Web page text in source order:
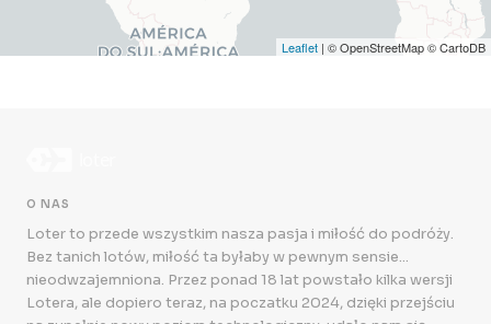
Leaflet | © OpenStreetMap © CartoDB
O NAS
Loter to przede wszystkim nasza pasja i miłość do podróży.
Bez tanich lotów, miłość ta byłaby w pewnym sensie...
nieodwzajemniona. Przez ponad 18 lat powstało kilka wersji
Lotera, ale dopiero teraz, na poczatku 2024, dzięki przejściu